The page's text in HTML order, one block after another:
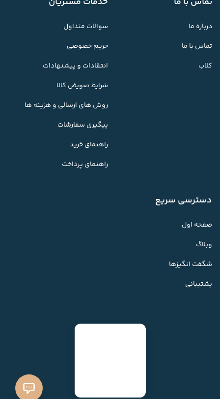
درباره ما
تماس با ما
کلاب
سوالات متداول
حریم خصوصی
انتقادات و پیشنهادات
شرایط تعویض کالا
روش های ارسالی و هزینه ها
پیگیری سفارشات
راهنمای خرید
راهنمای پرداخت
دسترسی سریع
صفحه اول
وبلاگ
شگفت انگیزها
پشتیبانی